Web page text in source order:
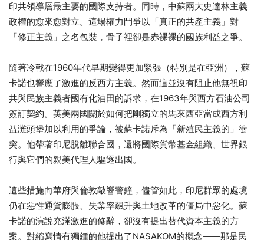
印共領導層最主要的國際支持者。同時，中蘇兩大史達林主義
政權的愈來愈對立。這場權力鬥爭以「真正的共產主義」對
「修正主義」之名包裝，骨子裡卻是赤裸裸的國族利益之爭。
隨著冷戰在1960年代早期變得更加緊張（特別是在亞洲），蘇
卡諾也響應了激進的反西方主義。然而這並沒有阻止他無視印
共與民族主義者國有化油田的訴求，在1963年與西方石油公司
簽訂契約。英美兩國關於如何把剛獨立的馬來西亞當成西方利
益灘頭堡加以利用的爭論，被蘇卡諾斥為「新殖民主義的」衝
突。他帶著印尼脫離聯合國，還將國際貨幣基金組織、世界銀
行與它們的親美代理人驅逐出國。
這些措施向華府與倫敦敲響警鐘，儘管如此，印尼群眾的處境
仍在惡性通貨膨脹、失業率飆升與土地改革的僵局中惡化。蘇
卡諾的演說充滿激進的修辭，卻沒有提出替代資本主義的方
案。對縮寫情有獨鍾的他提出了NASAKOM的概念——那是民